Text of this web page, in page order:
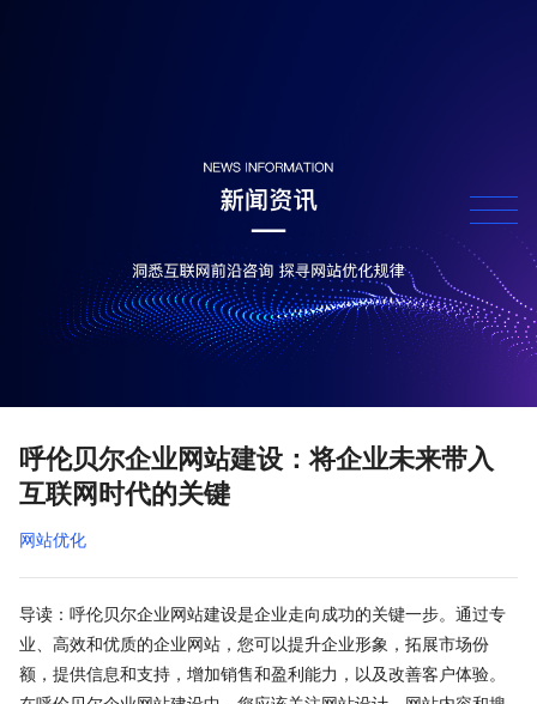
呼伦贝尔企业网站建设：将企业未来带入
互联网时代的关键
网站优化
导读：呼伦贝尔企业网站建设是企业走向成功的关键一步。通过专
业、高效和优质的企业网站，您可以提升企业形象，拓展市场份
额，提供信息和支持，增加销售和盈利能力，以及改善客户体验。